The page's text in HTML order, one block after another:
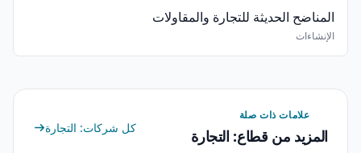
المناضح الحديثة للتجارة والمقاولات
الإنشاءات
علامات ذات صلة
المزيد من قطاع: التجارة كل شركات: التجارة